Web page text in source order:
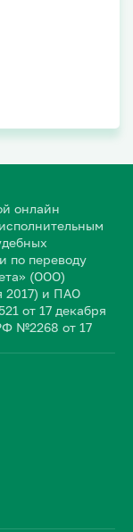
онлайн
по переводу
(ООО)
2017) и ПАО
от 17 декабря
№2268 от 17